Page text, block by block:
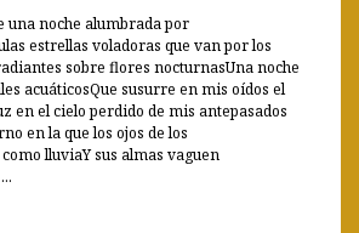
una noche alumbrada por
estrellas voladoras que van por los
sobre flores nocturnasUna noche
acuáticosQue susurre en mis oídos el
en el cielo perdido de mis antepasados
en la que los ojos de los
lluviaY sus almas vaguen